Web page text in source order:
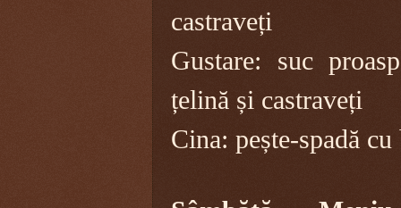
castraveți
Gustare: suc
țelină și castraveți
Cina: pește-spadă